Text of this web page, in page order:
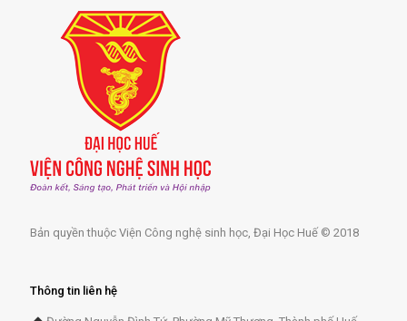
Bản quyền thuộc Viện Công nghệ sinh học, Đại Học Huế © 2018
Thông tin liên hệ